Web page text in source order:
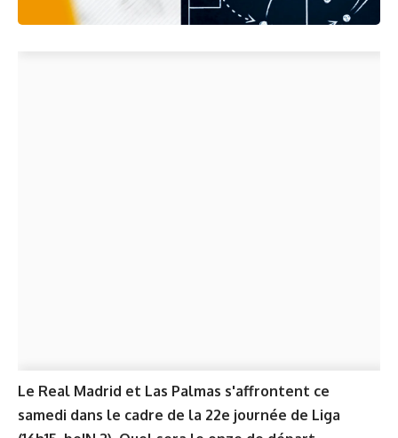
Le Real Madrid et Las Palmas s'affrontent ce
samedi dans le cadre de la 22e journée de Liga